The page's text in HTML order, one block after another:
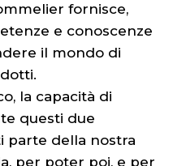
fornisce,
e conoscenze
il mondo di
la capacità di
questi due
parte della nostra
per poter poi, e per